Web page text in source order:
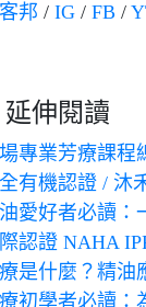
邦 / IG / FB /
延伸閱讀
專業芳療課程
有機認證 / 沐
愛好者必讀：
認證 NAHA
是什麼？精油
初學者必讀：